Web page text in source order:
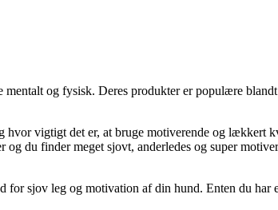
og fysisk. Deres produkter er populære
vigtigt det er, at bruge motiverende og lækkert
du finder meget sjovt, anderledes og super
sjov leg og motivation af din hund. Enten du